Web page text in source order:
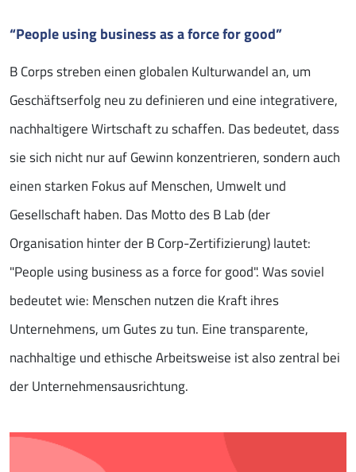
“People using business as a force for good”
B Corps streben einen globalen Kulturwandel an, um
Geschäftserfolg neu zu definieren und eine integrativere,
nachhaltigere Wirtschaft zu schaffen. Das bedeutet, dass
sie sich nicht nur auf Gewinn konzentrieren, sondern auch
einen starken Fokus auf Menschen, Umwelt und
Gesellschaft haben. Das Motto des B Lab (der
Organisation hinter der B Corp-Zertifizierung) lautet:
"People using business as a force for good". Was soviel
bedeutet wie: Menschen nutzen die Kraft ihres
Unternehmens, um Gutes zu tun. Eine transparente,
nachhaltige und ethische Arbeitsweise ist also zentral bei
der Unternehmensausrichtung.